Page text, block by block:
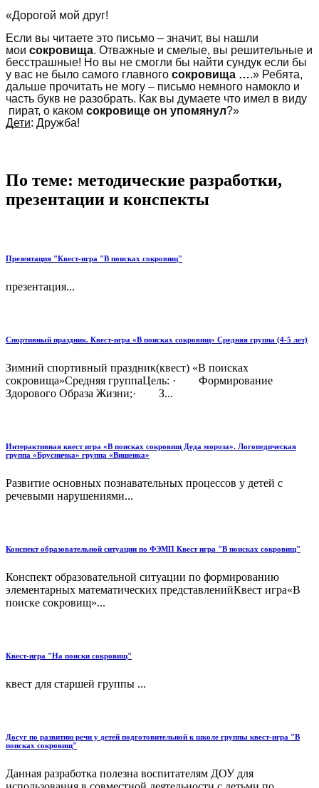
«Дорогой мой друг!
Если вы читаете это письмо – значит, вы нашли
мои сокровища. Отважные и смелые, вы решительные и
бесстрашные! Но вы не смогли бы найти сундук если бы
у вас не было самого главного сокровища ….» Ребята,
дальше прочитать не могу – письмо немного намокло и
часть букв не разобрать. Как вы думаете что имел в виду
пират, о каком сокровище он упомянул?»
Дети: Дружба!
По теме: методические разработки,
презентации и конспекты
Презентация "Квест-игра "В поисках сокровищ"
презентация...
Спортивный праздник. Квест-игра «В поисках сокровищ» Средняя группа (4-5 лет)
Зимний спортивный праздник(квест) «В поисках
сокровища»Средняя группаЦель: · Формирование
Здорового Образа Жизни;· З...
Интерактивная квест игра «В поисках сокровищ Деда мороза». Логопедическая
группа «Брусничка» группа «Вишенка»
Развитие основных познавательных процессов у детей с
речевыми нарушениями...
Конспект образовательной ситуации по ФЭМП Квест игра "В поисках сокровищ"
Конспект образовательной ситуации по формированию
элементарных математических представленийКвест игра«В
поиске сокровищ»...
Квест-игра "На поиски сокровищ"
квест для старшей группы ...
Досуг по развитию речи у детей подготовительной к школе группы квест-игра "В
поисках сокровищ"
Данная разработка полезна воспитателям ДОУ для